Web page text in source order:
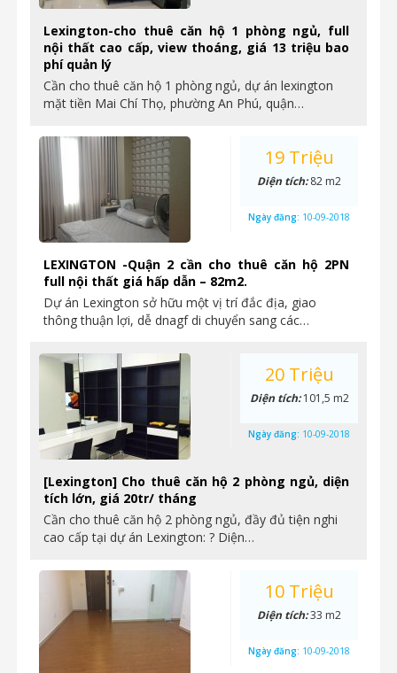
Lexington-cho thuê căn hộ 1 phòng ngủ, full
nội thất cao cấp, view thoáng, giá 13 triệu bao
phí quản lý
Cần cho thuê căn hộ 1 phòng ngủ, dự án lexington
mặt tiền Mai Chí Thọ, phường An Phú, quận…
LEXINGTON -Quận 2 cần cho thuê căn hộ 2PN
full nội thất giá hấp dẫn – 82m2.
Dự án Lexington sở hữu một vị trí đắc địa, giao
thông thuận lợi, dễ dnagf di chuyển sang các…
19 Triệu
Diện tích:82 m2
Ngày đăng: 10-09-2018
[Lexington] Cho thuê căn hộ 2 phòng ngủ, diện
tích lớn, giá 20tr/ tháng
Cần cho thuê căn hộ 2 phòng ngủ, đầy đủ tiện nghi
cao cấp tại dự án Lexington: ? Diện…
20 Triệu
Diện tích:101,5 m2
Ngày đăng: 10-09-2018
10 Triệu
Diện tích:33 m2
Ngày đăng: 10-09-2018